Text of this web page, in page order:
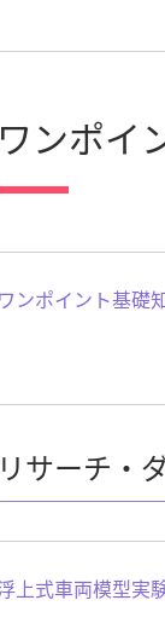
ワンポイ
ワンポイント基礎
リサーチ・
上式車両模型実